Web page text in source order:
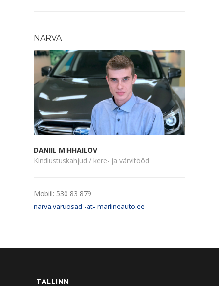
NARVA
DANIIL MIHHAILOV
Kindlustuskahjud / kere- ja värvitööd
Mobiil: 530 83 879
narva.varuosad -at- mariineauto.ee
TALLINN